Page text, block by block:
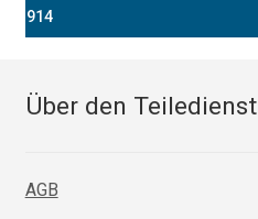
914
Über den Teiledienst
AGB